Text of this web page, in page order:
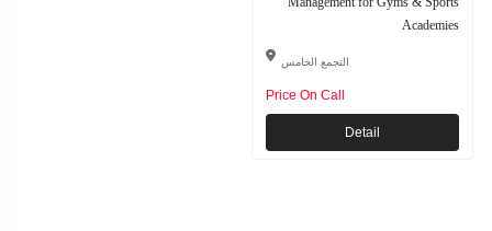
Academies
التجمع الخامس
Price On Call
Detail